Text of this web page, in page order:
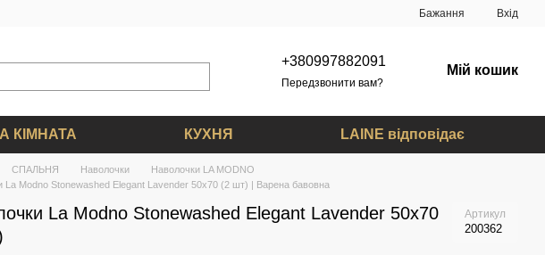
Бажання Вхід
+380997882091
Передзвонити вам?
Мій кошик
КІМНАТА КУХНЯ LAINE відповідає
СПАЛЬНЯ Наволочки
Наволочки LA MODNO
La Modno Stonewashed Elegant Lavender 50x70 (2 шт) | Варена бавовна
La Modno Stonewashed Elegant Lavender 50х70
Артикул
200362